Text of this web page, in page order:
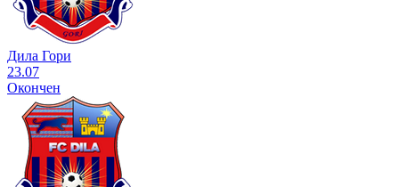
Дила Гори
23.07
Окончен